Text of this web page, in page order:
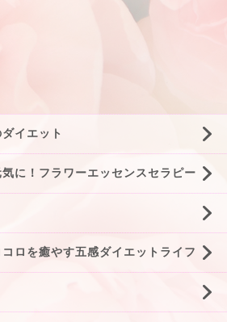
イエット
に！フラワーエッセンスセラピー
コロを癒やす五感ダイエットライフ